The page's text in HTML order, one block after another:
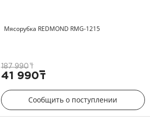
Мясорубка REDMOND RMG-1215
187 990 т
41 990т
Сообщить о поступлении